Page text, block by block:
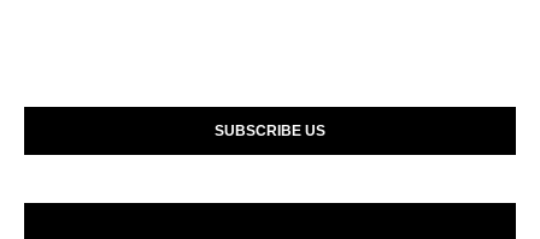
SUBSCRIBE US